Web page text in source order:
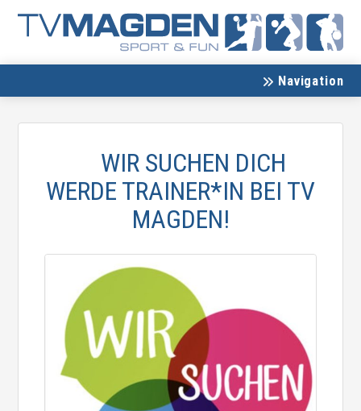
Navigation
WIR SUCHEN DICH
WERDE TRAINER*IN BEI TV
MAGDEN!